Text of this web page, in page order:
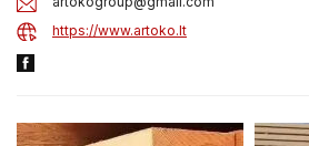
https://www.artoko.lt